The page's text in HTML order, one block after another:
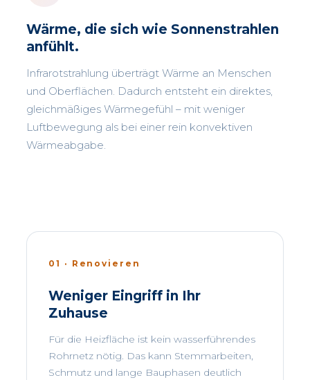
Wärme, die sich wie Sonnenstrahlen
anfühlt.
Infrarotstrahlung überträgt Wärme an Menschen
und Oberflächen. Dadurch entsteht ein direktes,
gleichmäßiges Wärmegefühl – mit weniger
Luftbewegung als bei einer rein konvektiven
Wärmeabgabe.
01 · Renovieren
Weniger Eingriff in Ihr
Zuhause
Für die Heizfläche ist kein wasserführendes
Rohrnetz nötig. Das kann Stemmarbeiten,
Schmutz und lange Bauphasen deutlich